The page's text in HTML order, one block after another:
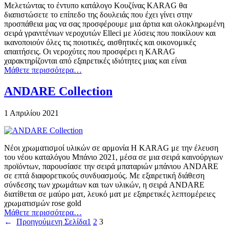
Μελετώντας το έντυπο κατάλογο Κουζίνας KARAG θα
διαπιστώσετε το επίπεδο της δουλειάς που έχει γίνει στην
προσπάθεια μας να σας προσφέρουμε μια άρτια και ολοκληρωμένη
σειρά γρανιτένιων νεροχυτών Elleci με λύσεις που ποικίλουν και
ικανοποιούν όλες τις ποιοτικές, αισθητικές και οικονομικές
απαιτήσεις. Οι νεροχύτες που προσφέρει η KARAG
χαρακτηρίζονται από εξαιρετικές ιδιότητες μιας και είναι
Μάθετε περισσότερα…
ANDARE Collection
1 Απριλίου 2021
Νέοι χρωματισμοί υλικών σε αρμονία Η KARAG με την έλευση
του νέου καταλόγου Μπάνιο 2021, μέσα σε μια σειρά καινούργιων
προϊόντων, παρουσίασε την σειρά μπαταριών μπάνιου ANDARE
σε επτά διαφορετικούς συνδυασμούς. Με εξαιρετική διάθεση
σύνδεσης των χρωμάτων και των υλικών, η σειρά ANDARE
διατίθεται σε μαύρο ματ, λευκό ματ με εξαιρετικές λεπτομέρειες
χρωματισμών rose gold
Μάθετε περισσότερα…
←
Προηγούμενη Σελίδα1 2 3